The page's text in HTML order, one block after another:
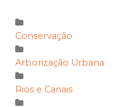
Conservação
Arborização Urbana
Rios e Canais